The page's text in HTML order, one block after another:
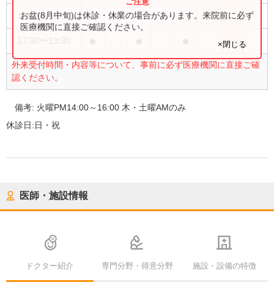
14:00〜16:00 ●
外来受付時間・内容等について、事前に必ず医療機関に直接ご確
認ください。
お盆(8月中旬)は休診・休業の場合があります。来院前に必ず
医療機関に直接ご確認ください。
×閉じる
備考: 火曜PM14:00～16:00 木・土曜AMのみ
休診日:日・祝
医師・施設情報
ドクター紹介 専門分野・得意分野 施設・設備の特徴